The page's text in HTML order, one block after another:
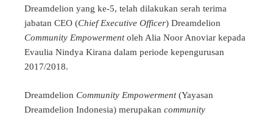
Dreamdelion yang ke-5, telah dilakukan serah terima
jabatan CEO (Chief Executive Officer) Dreamdelion
Community Empowermentoleh Alia Noor Anoviar kepada
Evaulia Nindya Kirana dalam periode kepengurusan
2017/2018.
Dreamdelion Community Empowerment(Yayasan
Dreamdelion Indonesia) merupakan community